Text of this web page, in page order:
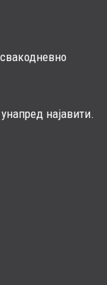
најавити.